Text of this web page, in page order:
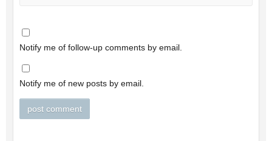
Notify me of follow-up comments by email.
Notify me of new posts by email.